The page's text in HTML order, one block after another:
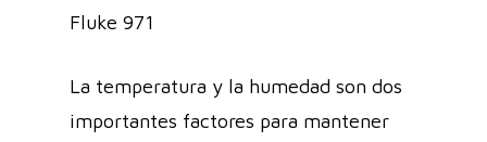
Fluke 971
La temperatura y la humedad son dos
importantes factores para mantener